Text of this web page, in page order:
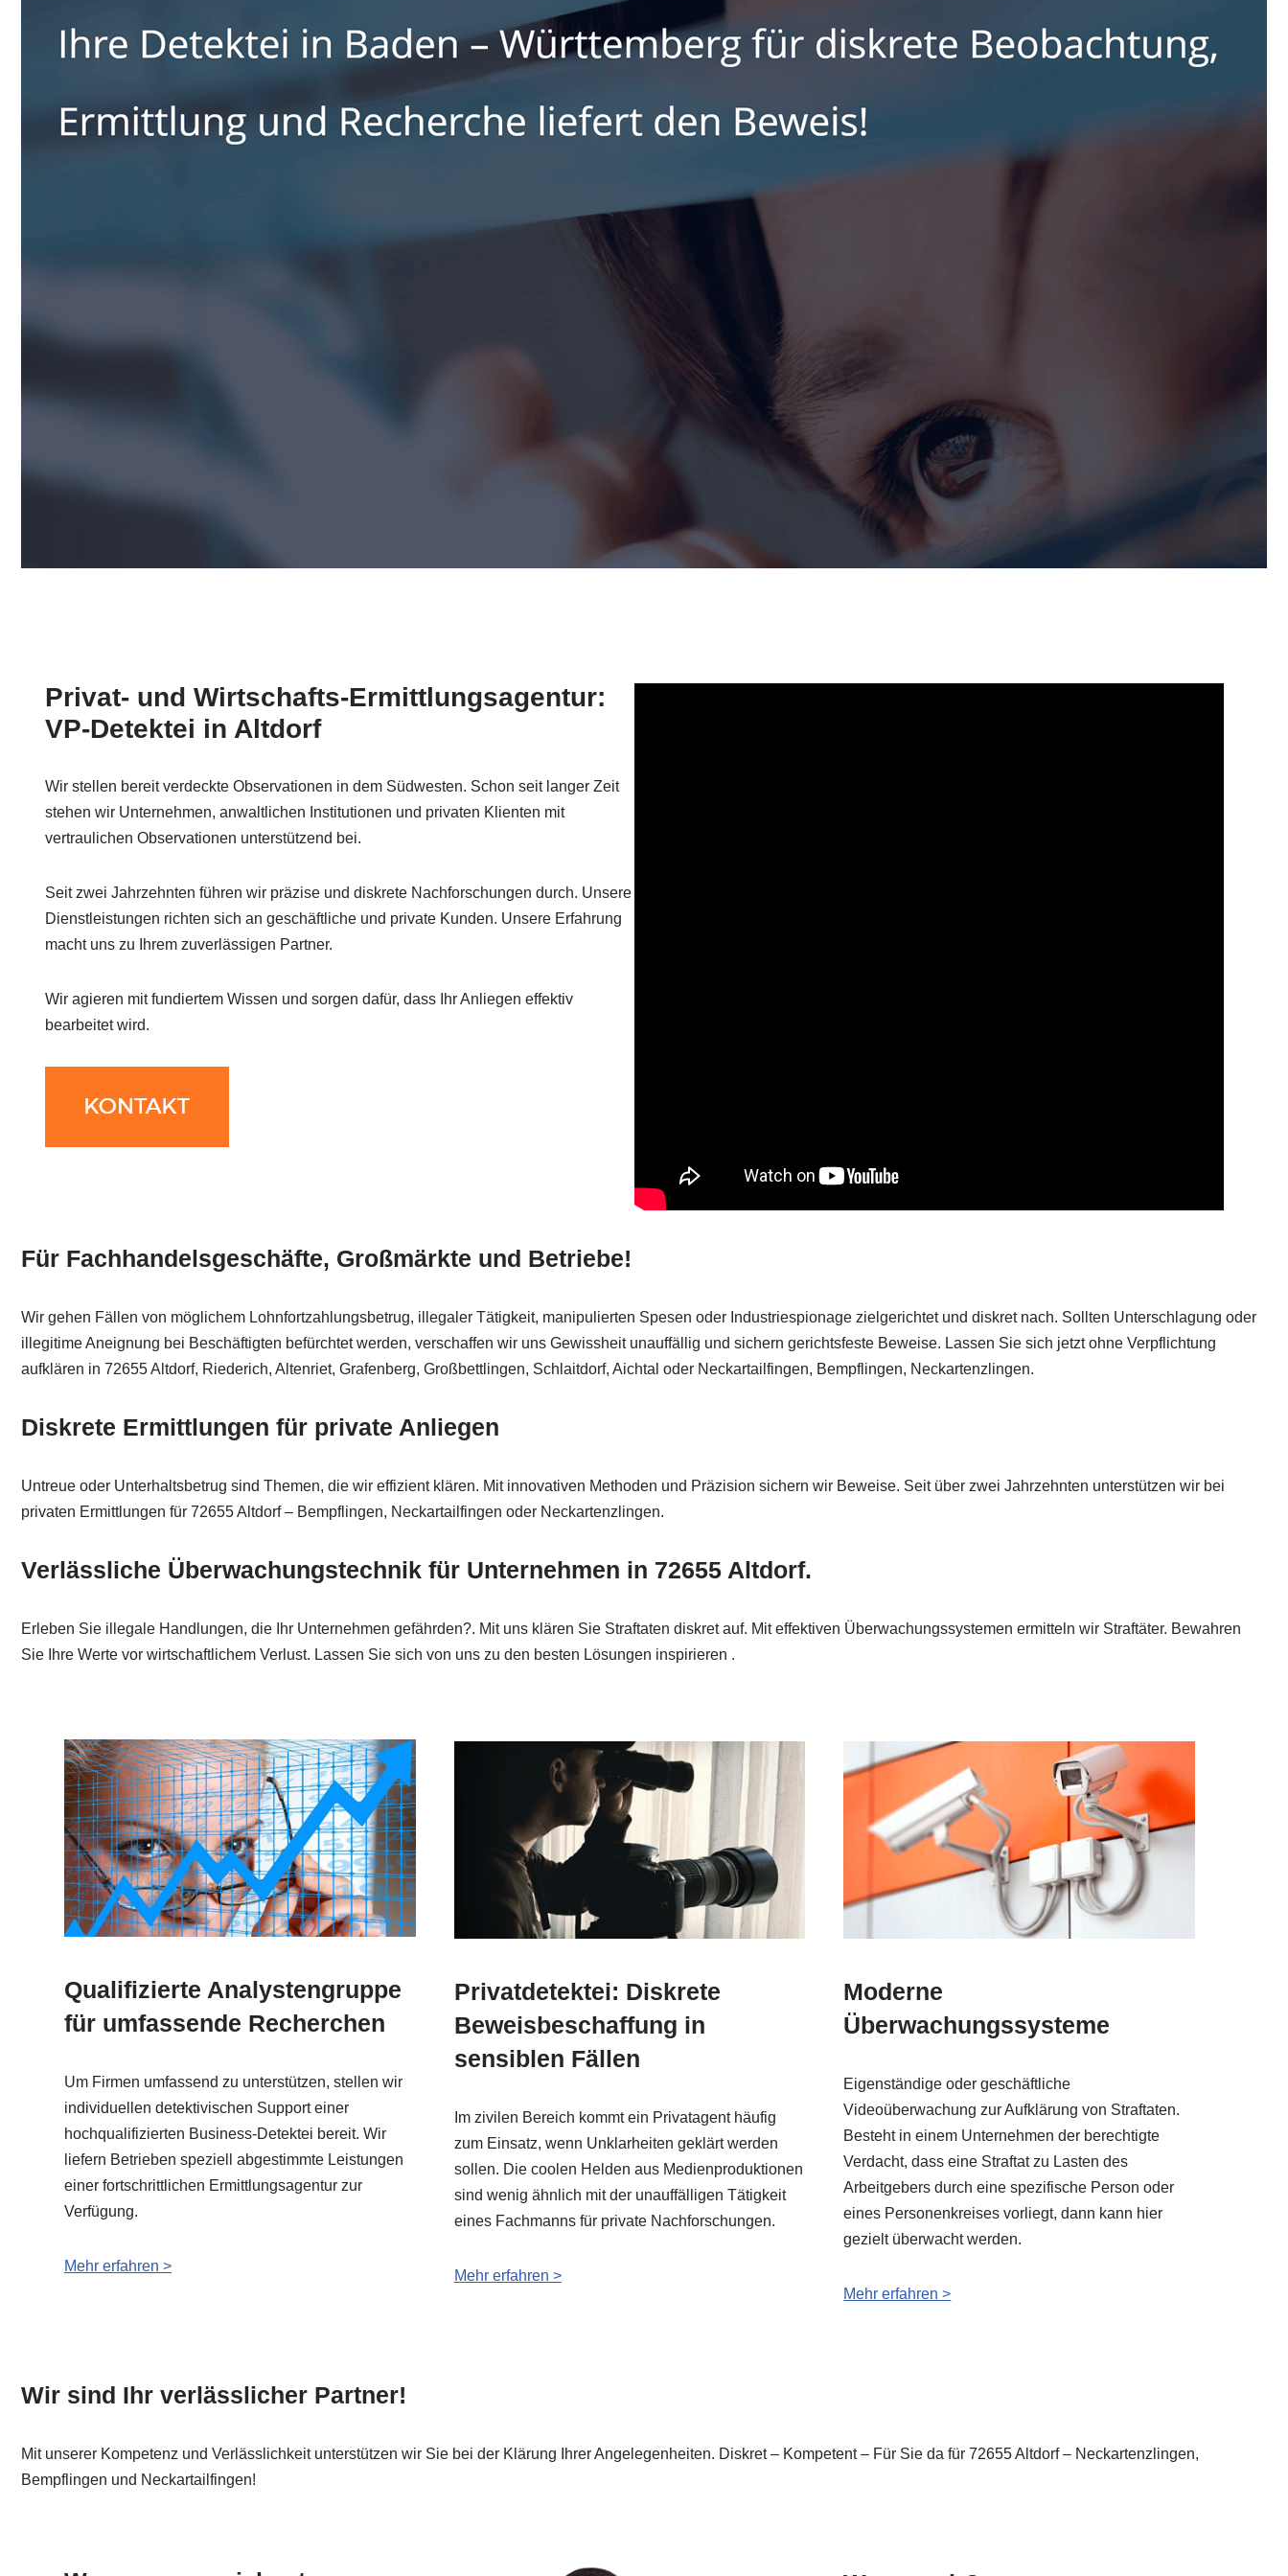
Privat- und Wirtschafts-Ermittlungsagentur:
VP-Detektei in Altdorf
Wir stellen bereit verdeckte Observationen in dem Südwesten. Schon seit langer Zeit
stehen wir Unternehmen, anwaltlichen Institutionen und privaten Klienten mit
vertraulichen Observationen unterstützend bei.
Seit zwei Jahrzehnten führen wir präzise und diskrete Nachforschungen durch. Unsere
Dienstleistungen richten sich an geschäftliche und private Kunden. Unsere Erfahrung
macht uns zu Ihrem zuverlässigen Partner.
Wir agieren mit fundiertem Wissen und sorgen dafür, dass Ihr Anliegen effektiv
bearbeitet wird.
Für Fachhandelsgeschäfte, Großmärkte und Betriebe!
Wir gehen Fällen von möglichem Lohnfortzahlungsbetrug, illegaler Tätigkeit, manipulierten Spesen oder Industriespionage zielgerichtet und diskret nach. Sollten Unterschlagung oder
illegitime Aneignung bei Beschäftigten befürchtet werden, verschaffen wir uns Gewissheit unauffällig und sichern gerichtsfeste Beweise. Lassen Sie sich jetzt ohne Verpflichtung
aufklären in 72655 Altdorf, Riederich, Altenriet, Grafenberg, Großbettlingen, Schlaitdorf, Aichtal oder Neckartailfingen, Bempflingen, Neckartenzlingen.
Diskrete Ermittlungen für private Anliegen
Untreue oder Unterhaltsbetrug sind Themen, die wir effizient klären. Mit innovativen Methoden und Präzision sichern wir Beweise. Seit über zwei Jahrzehnten unterstützen wir bei
privaten Ermittlungen für 72655 Altdorf – Bempflingen, Neckartailfingen oder Neckartenzlingen.
Verlässliche Überwachungstechnik für Unternehmen in 72655 Altdorf.
Erleben Sie illegale Handlungen, die Ihr Unternehmen gefährden?. Mit uns klären Sie Straftaten diskret auf. Mit effektiven Überwachungssystemen ermitteln wir Straftäter. Bewahren
Sie Ihre Werte vor wirtschaftlichem Verlust. Lassen Sie sich von uns zu den besten Lösungen inspirieren .
Qualifizierte Analystengruppe
für umfassende Recherchen
Um Firmen umfassend zu unterstützen, stellen wir
individuellen detektivischen Support einer
hochqualifizierten Business-Detektei bereit. Wir
liefern Betrieben speziell abgestimmte Leistungen
einer fortschrittlichen Ermittlungsagentur zur
Verfügung.
Mehr erfahren >
Privatdetektei: Diskrete
Beweisbeschaffung in
sensiblen Fällen
Im zivilen Bereich kommt ein Privatagent häufig
zum Einsatz, wenn Unklarheiten geklärt werden
sollen. Die coolen Helden aus Medienproduktionen
sind wenig ähnlich mit der unauffälligen Tätigkeit
eines Fachmanns für private Nachforschungen.
Mehr erfahren >
Moderne
Überwachungssysteme
Eigenständige oder geschäftliche
Videoüberwachung zur Aufklärung von Straftaten.
Besteht in einem Unternehmen der berechtigte
Verdacht, dass eine Straftat zu Lasten des
Arbeitgebers durch eine spezifische Person oder
eines Personenkreises vorliegt, dann kann hier
gezielt überwacht werden.
Mehr erfahren >
Wir sind Ihr verlässlicher Partner!
Mit unserer Kompetenz und Verlässlichkeit unterstützen wir Sie bei der Klärung Ihrer Angelegenheiten. Diskret – Kompetent – Für Sie da für 72655 Altdorf – Neckartenzlingen,
Bempflingen und Neckartailfingen!